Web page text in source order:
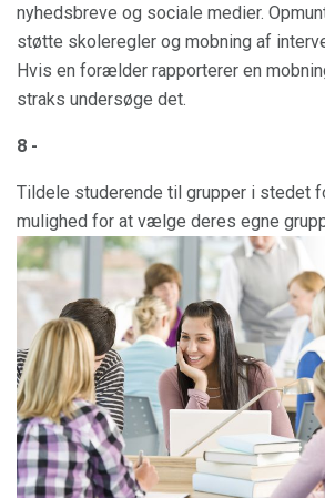
nyhedsbreve og sociale medier.
støtte skoleregler og mobning af
Hvis en forælder rapporterer en
straks undersøge det.
8 -
Tildele studerende til grupper i stedet
mulighed for at vælge deres egne